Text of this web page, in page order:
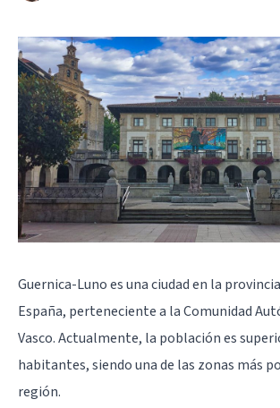
Guernica-Luno es una ciudad en la
España, perteneciente a la Comunidad
Vasco. Actualmente, la población es
habitantes, siendo una de las zonas más
región.